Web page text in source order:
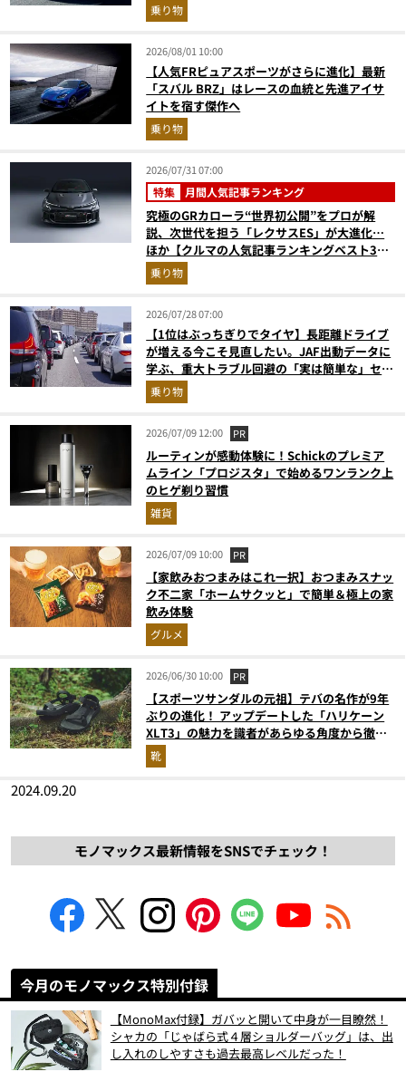
乗り物
2026/08/01 10:00
【人気FRピュアスポーツがさらに進化】最新
「スバル BRZ」はレースの血統と先進アイサ
イトを宿す傑作へ
乗り物
2026/07/31 07:00
特集 月間人気記事ランキング
究極のGRカローラ“世界初公開”をプロが解
説、次世代を担う「レクサスES」が大進化…
ほか【クルマの人気記事ランキングベスト3】
（2026年6月版）
乗り物
2026/07/28 07:00
【1位はぶっちぎりでタイヤ】長距離ドライブ
が増える今こそ見直したい。JAF出動データに
学ぶ、重大トラブル回避の「実は簡単な」セル
フメンテ術
乗り物
2026/07/09 12:00 PR
ルーティンが感動体験に！Schickのプレミア
ムライン「プロジスタ」で始めるワンランク上
のヒゲ剃り習慣
雑貨
2026/07/09 10:00 PR
【家飲みおつまみはこれ一択】おつまみスナッ
ク不二家「ホームサクッと」で簡単＆極上の家
飲み体験
グルメ
2026/06/30 10:00 PR
【スポーツサンダルの元祖】テバの名作が9年
ぶりの進化！ アップデートした「ハリケーン
XLT3」の魅力を識者があらゆる角度から徹底
解説！
靴
2024.09.20
モノマックス最新情報をSNSでチェック！
今月のモノマックス特別付録
【MonoMax付録】ガバッと開いて中身が一目瞭然！
シャカの「じゃばら式４層ショルダーバッグ」は、出
し入れのしやすさも過去最高レベルだった！